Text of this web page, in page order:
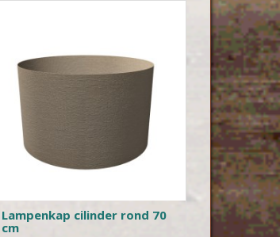
Lampenkap cilinder rond 70
cm